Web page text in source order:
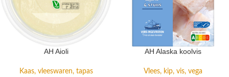
AH Aioli
Kaas, vleeswaren, tapas
AH Alaska koolvis
Vlees, kip, vis, vega